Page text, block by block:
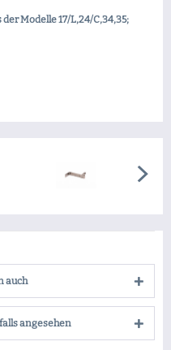
Modelle 17/L,24/C,34,35;
auch
angesehen